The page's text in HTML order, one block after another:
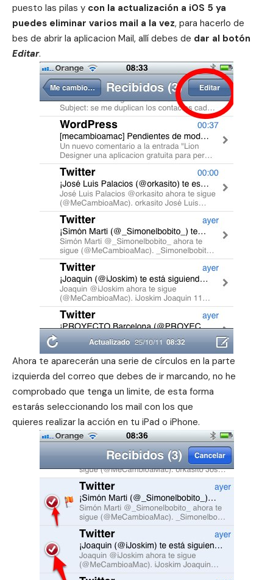
puesto las pilas y con la actualización a iOS 5 ya
puedes eliminar varios mail a la vez, para hacerlo de
bes de abrir la aplicacion Mail, allí debes de dar al botón
Editar.
Ahora te aparecerán una serie de círculos en la parte
izquierda del correo que debes de ir marcando, no he
comprobado que tenga un limite, de esta forma
estarás seleccionando los mail con los que
quieres realizar la acción en tu iPad o iPhone.